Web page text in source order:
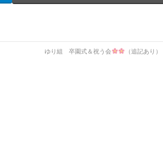
ゆり組 卒園式＆祝う会 （追記あり）